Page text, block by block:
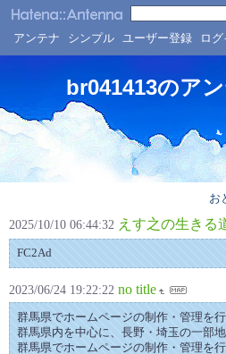
アンテナ シンプル ユーザー登録 ロ
br041413のア
お
2025/10/10 06:44:32 えす之の生きる
FC2Ad
2023/06/24 19:22:22 no title
群馬県でホームページの制作・管理を行
群馬県内を中心に、長野・埼玉の一部
群馬県でホームページの制作・管理を